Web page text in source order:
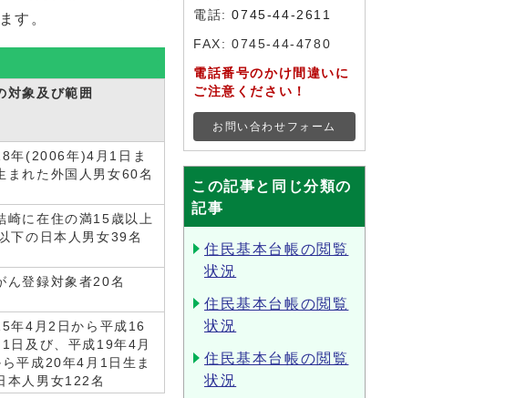
す。
対象及び範囲
年(2006年)4月1日ま
まれた外国人男女60名
崎に在住の満15歳以上
下の日本人男女39名
ん登録対象者20名
年4月2日から平成16
日及び、平成19年4月
平成20年4月1日生ま
本人男女122名
電話:0745-44-2611
FAX: 0745-44-4780
電話番号のかけ間違いに
ご注意ください！
お問い合わせフォーム
この記事と同じ分類の
記事
住民基本台帳の閲覧
状況
住民基本台帳の閲覧
状況
住民基本台帳の閲覧
状況